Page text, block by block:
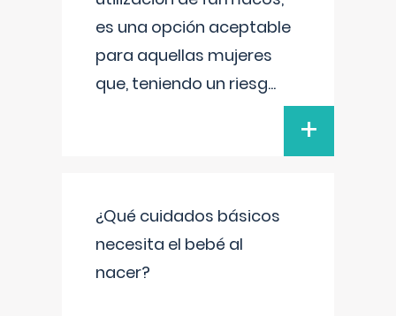
es una opción aceptable
para aquellas mujeres
que, teniendo un riesg...
+
¿Qué cuidados básicos
necesita el bebé al
nacer?